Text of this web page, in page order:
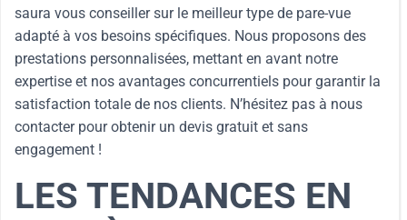
saura vous conseiller sur le meilleur type de pare-vue
adapté à vos besoins spécifiques. Nous proposons des
prestations personnalisées, mettant en avant notre
expertise et nos avantages concurrentiels pour garantir la
satisfaction totale de nos clients. N’hésitez pas à nous
contacter pour obtenir un devis gratuit et sans
engagement !
LES TENDANCES EN